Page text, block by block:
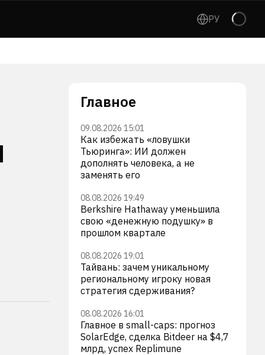
РУ
Главное
09.08.2026 15:01
Как избежать «ловушки
Тьюринга»: ИИ должен
дополнять человека, а не
заменять его
08.08.2026 19:49
Berkshire Hathaway уменьшила
свою «денежную подушку» в
прошлом квартале
08.08.2026 19:01
Тайвань: зачем уникальному
региональному игроку новая
стратегия сдерживания?
08.08.2026 16:01
Главное в small-caps: прогноз
SolarEdge, сделка Bitdeer на $4,7
млрд, успех Replimune